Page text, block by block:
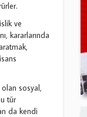
ve
kararlarında
sosyal,
tür
da kendi